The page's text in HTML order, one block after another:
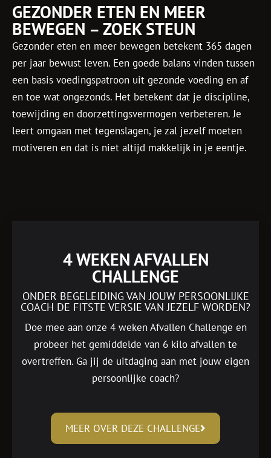
GEZONDER ETEN EN MEER
BEWEGEN – ZOEK STEUN
Gezonder eten en meer bewegen betekent 365 dagen
per jaar bewust leven. Een goede balans vinden tussen
een basis voedingspatroon uit gezonde voeding en af
en toe wat ongezonds. Het betekent dat je discipline,
toewijding en doorzettingsvermogen verbeteren. Je
leert omgaan met tegenslagen, je zal jezelf moeten
motiveren en dat is niet altijd makkelijk in je eentje.
4 WEKEN AFVALLEN
CHALLENGE
ONDER BEGELEIDING VAN JOUW PERSOONLIJKE
COACH DE FITSTE VERSIE VAN JEZELF WORDEN?
Doe mee aan onze 4 weken Afvallen Challenge en
probeer het gemiddelde van 6 kilo afvallen te
overtreffen. Ga jij de uitdaging aan met jouw eigen
persoonlijke coach?
MEER OVER DEZE CHALLENGE